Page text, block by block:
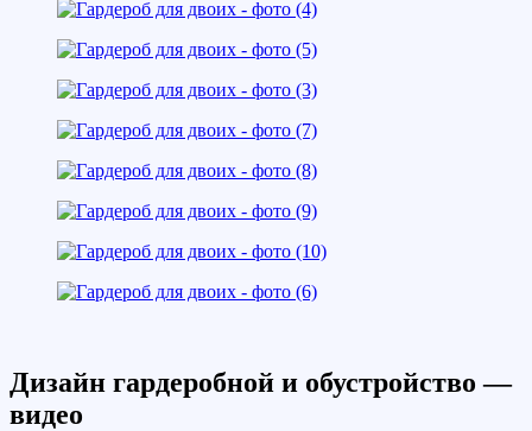
Дизайн гардеробной и обустройство —
видео